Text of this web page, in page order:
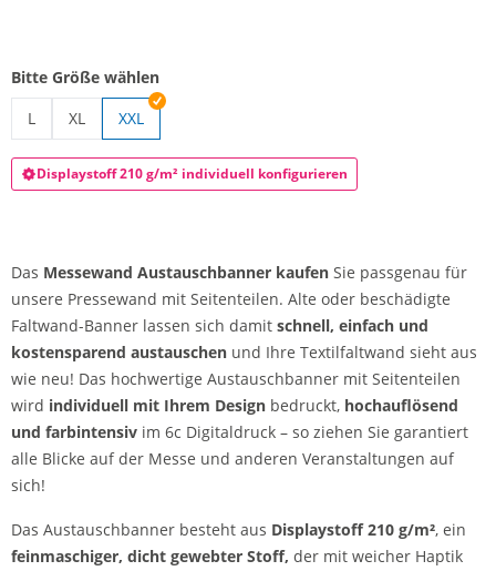
Bitte Größe wählen
L
XL
XXL
Displaystoff 210 g/m² individuell konfigurieren
Das Messewand Austauschbanner kaufen Sie passgenau für
unsere Pressewand mit Seitenteilen. Alte oder beschädigte
Faltwand-Banner lassen sich damit schnell, einfach und
kostensparend austauschen und Ihre Textilfaltwand sieht aus
wie neu! Das hochwertige Austauschbanner mit Seitenteilen
wird individuell mit Ihrem Design bedruckt, hochauflösend
und farbintensiv im 6c Digitaldruck – so ziehen Sie garantiert
alle Blicke auf der Messe und anderen Veranstaltungen auf
sich!
Das Austauschbanner besteht aus Displaystoff 210 g/m², ein
feinmaschiger, dicht gewebter Stoff, der mit weicher Haptik